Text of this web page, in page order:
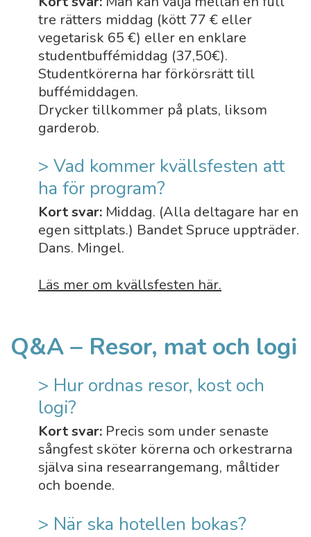
tre rätters middag (kött 77 € eller
vegetarisk 65 €) eller en enklare
studentbuffémiddag (37,50€).
Studentkörerna har förkörsrätt till
buffémiddagen.
Drycker tillkommer på plats, liksom
garderob.
> Vad kommer kvällsfesten att
ha för program?
Kort svar: Middag. (Alla deltagare har en
egen sittplats.) Bandet Spruce uppträder.
Dans. Mingel.
Läs mer om kvällsfesten här.
Q&A – Resor, mat och logi
> Hur ordnas resor, kost och
logi?
Kort svar: Precis som under senaste
sångfest sköter körerna och orkestrarna
själva sina researrangemang, måltider
och boende.
> När ska hotellen bokas?